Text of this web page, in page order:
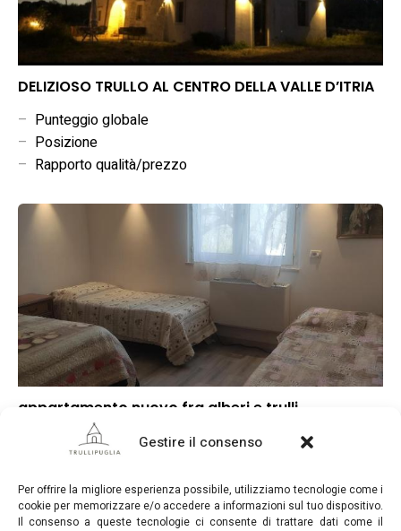
Gestire il consenso
Per offrire la migliore esperienza possibile, utilizziamo tecnologie come i
cookie per memorizzare e/o accedere a informazioni sul tuo dispositivo.
Il consenso a queste tecnologie ci consente di trattare dati come il
DELIZIOSO TRULLO AL CENTRO DELLA VALLE D’ITRIA
– Punteggio globale
– Posizione
– Rapporto qualità/prezzo
appartamento nuovo fra alberi e trulli
Punteggio globale
▼Rapporto qualità/prezzo